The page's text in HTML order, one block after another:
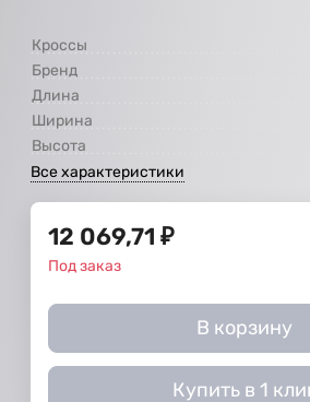
Кроссы
Бренд
Длина
Ширина
Высота
Все характеристики
12 069,71 ₽
Под заказ
В корзину
Купить в 1